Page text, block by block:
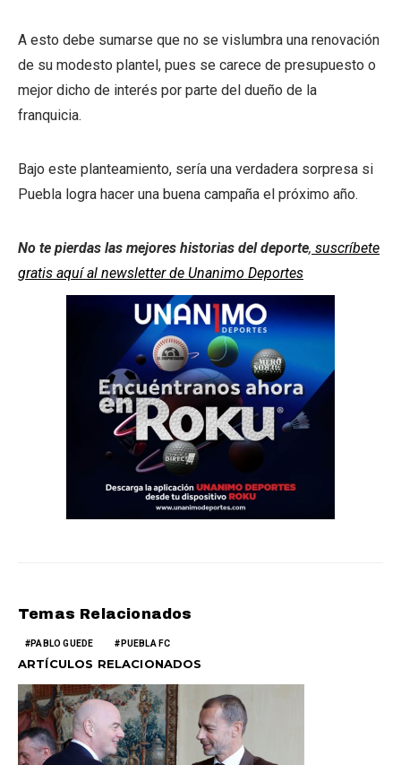
A esto debe sumarse que no se vislumbra una renovación
de su modesto plantel, pues se carece de presupuesto o
mejor dicho de interés por parte del dueño de la
franquicia.
Bajo este planteamiento, sería una verdadera sorpresa si
Puebla logra hacer una buena campaña el próximo año.
No te pierdas las mejores historias del deporte, suscríbete
gratis aquí al newsletter de Unanimo Deportes
Temas Relacionados
PABLO GUEDE PUEBLA FC
ARTÍCULOS RELACIONADOS